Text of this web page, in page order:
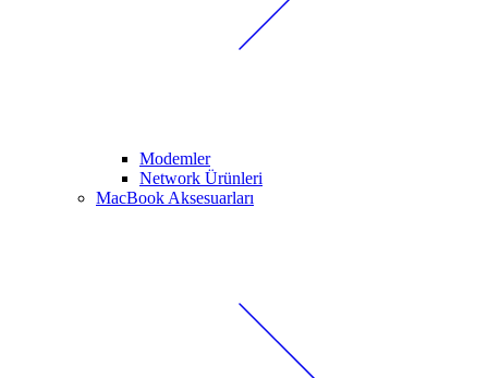
Modemler
Network Ürünleri
MacBook Aksesuarları